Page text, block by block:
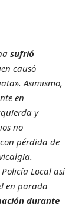
sufrió
causó
Asimismo,
en
y
no
pérdida de
Local así
en parada
durante